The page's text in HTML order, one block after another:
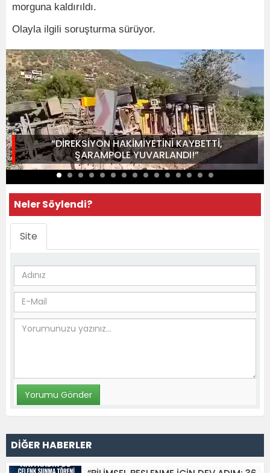
morguna kaldırıldı.
Olayla ilgili soruşturma sürüyor.
“DİREKSİYON HAKİMİYETİNİ KAYBETTİ,
ŞARAMPOLE YUVARLANDI!”
Neler Söylendi?
Site
DİĞER HABERLER